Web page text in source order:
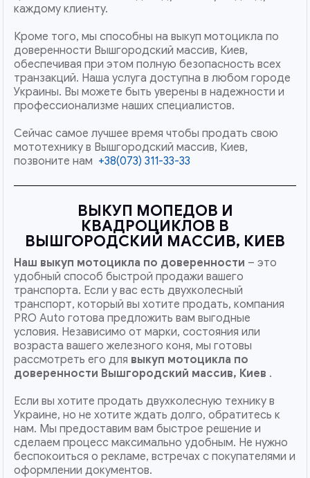
каждому клиенту.
Кроме того, мы способны на выкуп мотоцикла по
доверенности Вышгородский массив, Киев,
обеспечивая при этом полную безопасность всех
транзакций. Наша услуга доступна в любом городе
Украины. Вы можете быть уверены в надежности и
профессионализме наших специалистов.
Сейчас самое лучшее время чтобы продать свою
мототехнику в Вышгородский массив, Киев,
позвоните нам +38(073) 311-33-33
ВЫКУП МОПЕДОВ И
КВАДРОЦИКЛОВ В
ВЫШГОРОДСКИЙ МАССИВ, КИЕВ
Наш выкуп мотоцикла по доверенности – это
удобный способ быстрой продажи вашего
транспорта. Если у вас есть двухколесный
транспорт, который вы хотите продать, компания
PRO Auto готова предложить вам выгодные
условия. Независимо от марки, состояния или
возраста вашего железного коня, мы готовы
рассмотреть его для выкуп мотоцикла по
доверенности Вышгородский массив, Киев .
Если вы хотите продать двухколесную технику в
Украине, но не хотите ждать долго, обратитесь к
нам. Мы предоставим вам быстрое решение и
сделаем процесс максимально удобным. Не нужно
беспокоиться о рекламе, встречах с покупателями и
оформлении документов.